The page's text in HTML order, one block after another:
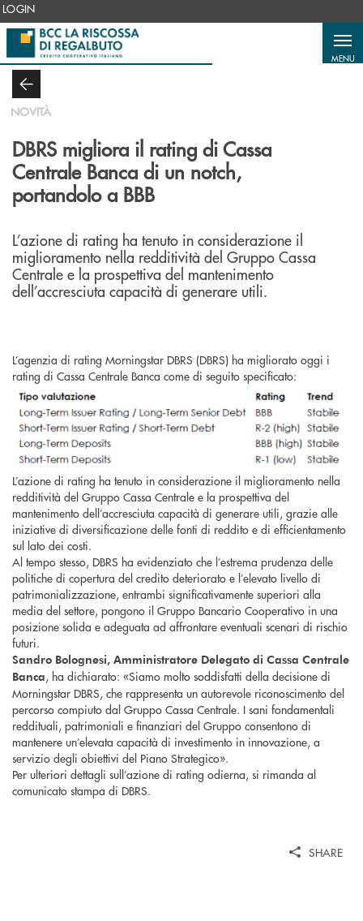
Salta al contenuto principale
LOGIN
MENU
NOVITÀ
DBRS migliora il rating di Cassa
Centrale Banca di un notch,
portandolo a BBB
L’azione di rating ha tenuto in considerazione il
miglioramento nella redditività del Gruppo Cassa
Centrale e la prospettiva del mantenimento
dell’accresciuta capacità di generare utili.
L’agenzia di rating Morningstar DBRS (DBRS) ha migliorato oggi i
rating di Cassa Centrale Banca come di seguito specificato:
L’azione di rating ha tenuto in considerazione il miglioramento nella
redditività del Gruppo Cassa Centrale e la prospettiva del
mantenimento dell’accresciuta capacità di generare utili, grazie alle
iniziative di diversificazione delle fonti di reddito e di efficientamento
sul lato dei costi.
Al tempo stesso, DBRS ha evidenziato che l’estrema prudenza delle
politiche di copertura del credito deteriorato e l’elevato livello di
patrimonializzazione, entrambi significativamente superiori alla
media del settore, pongono il Gruppo Bancario Cooperativo in una
posizione solida e adeguata ad affrontare eventuali scenari di rischio
futuri.
Sandro Bolognesi, Amministratore Delegato di Cassa Centrale
Banca, ha dichiarato: «Siamo molto soddisfatti della decisione di
Morningstar DBRS, che rappresenta un autorevole riconoscimento del
percorso compiuto dal Gruppo Cassa Centrale. I sani fondamentali
reddituali, patrimoniali e finanziari del Gruppo consentono di
mantenere un’elevata capacità di investimento in innovazione, a
servizio degli obiettivi del Piano Strategico».
Per ulteriori dettagli sull’azione di rating odierna, si rimanda al
comunicato stampa di DBRS.
SHARE